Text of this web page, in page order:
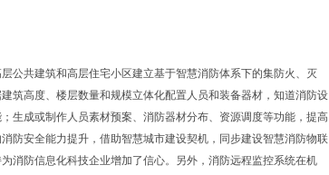
公共建筑和高层住宅小区建立基于智慧消防体系下的集防火、灭
筑高度、楼层数量和规模立体化配置人员和装备器材，知道消防设
生成或制作人员素材预案、消防器材分布、资源调度等功能，提高
防安全能力提升，借助智慧城市建设契机，同步建设智慧消防物联
消防信息化科技企业增加了信心。另外，消防远程监控系统在机